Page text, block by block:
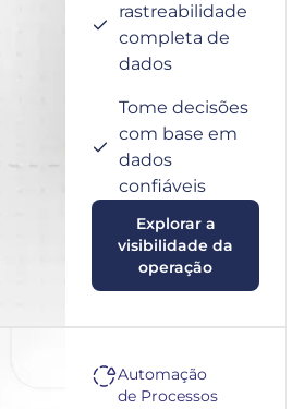
rastreabilidade
completa de
dados
Tome decisões
com base em
dados
confiáveis
Explorar a
visibilidade da
operação
Automação
de Processos